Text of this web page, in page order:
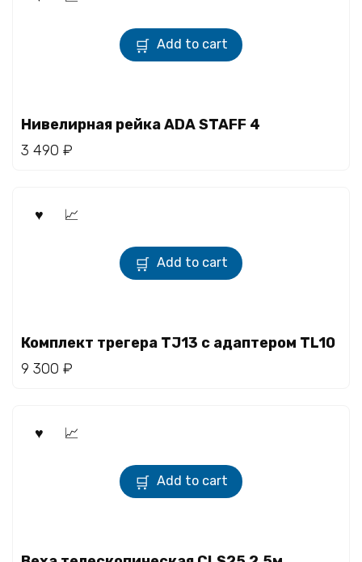
Add to cart
Нивелирная рейка ADA STAFF 4
3 490 ₽
Add to cart
Комплект трегера TJ13 с адаптером TL10
9 300 ₽
Add to cart